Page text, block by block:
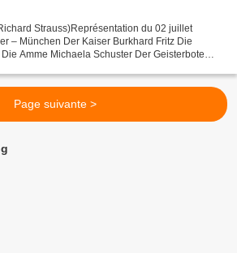
Strauss)Représentation du 02 juillet
– München Der Kaiser Burkhard Fritz Die
Amme Michaela Schuster Der Geisterbote
Page suivante >